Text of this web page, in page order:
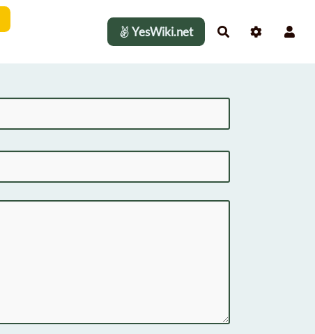
YesWiki.net Rechercher